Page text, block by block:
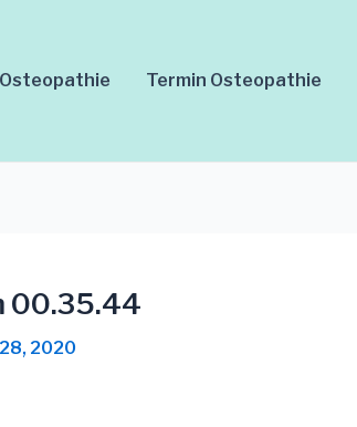
Osteopathie Termin Osteopathie
00.35.44
2020